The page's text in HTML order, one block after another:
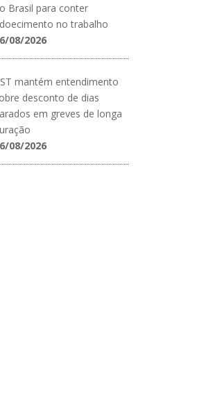
Brasil para conter
no trabalho
08/2026
mantém entendimento
desconto de dias
em greves de longa
08/2026